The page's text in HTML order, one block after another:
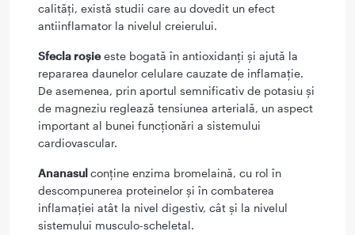
calități, există studii care au dovedit un efect
antiinflamator la nivelul creierului.
Sfecla roșieeste bogată în antioxidanți și ajută la
repararea daunelor celulare cauzate de inflamație.
De asemenea, prin aportul semnificativ de potasiu și
de magneziu reglează tensiunea arterială, un aspect
important al bunei funcționări a sistemului
cardiovascular.
Ananasulconține enzima bromelaină, cu rol în
descompunerea proteinelor și în combaterea
inflamației atât la nivel digestiv, cât și la nivelul
sistemului musculo-scheletal.